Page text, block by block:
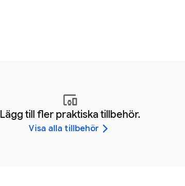
Lägg till fler praktiska tillbehör.
Visa alla tillbehör